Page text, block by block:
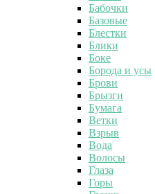
Бабочки
Базовые
Блестки
Блики
Боке
Борода и усы
Брови
Брызги
Бумага
Ветки
Взрыв
Вода
Волосы
Глаза
Горы